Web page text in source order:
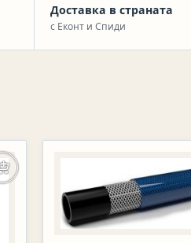
Доставка в страната
с Еконт и Спиди
Добавяне в количката